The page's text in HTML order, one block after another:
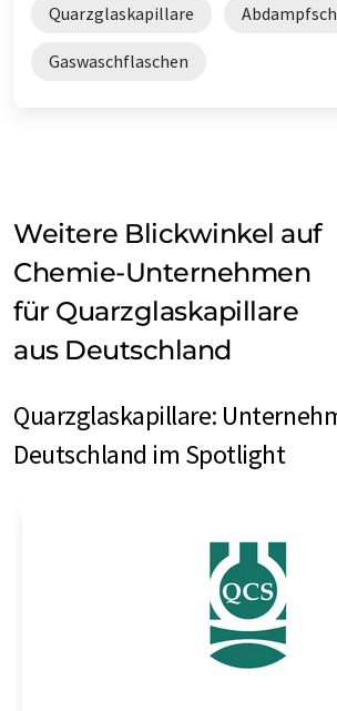
Quarzglaskapillare
Gaswaschflaschen
Weitere Blickwinkel auf
Chemie-Unternehmen
für Quarzglaskapillare
aus Deutschland
Quarzglaskapillare:
Deutschland im Spotlight